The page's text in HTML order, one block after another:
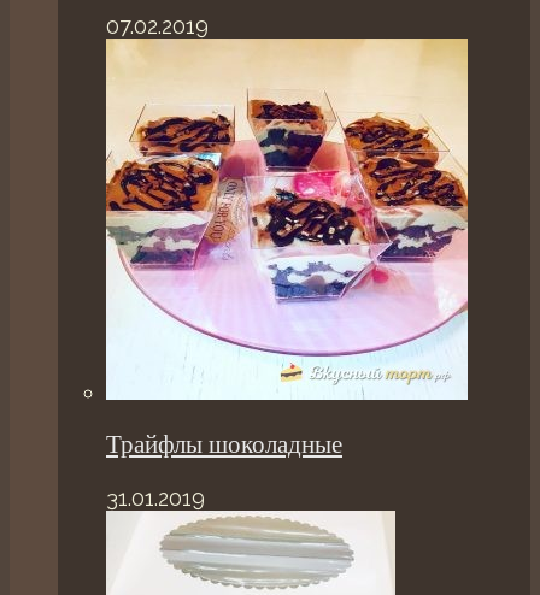
07.02.2019
Трайфлы шоколадные
31.01.2019